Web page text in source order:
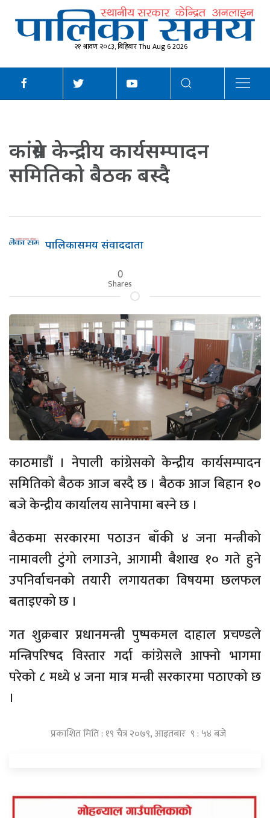
२१ श्रावण २०८३, बिहिबार Thu Aug 6 2026
कांग्रेस केन्द्रीय कार्यसम्पादन
समितिको बैठक बस्दै
पालिकासमय संवाददाता
0
Shares
काठमाडौं । नेपाली कांग्रेसको केन्द्रीय कार्यसम्पादन
समितिको बैठक आज बस्दै छ । बैठक आज बिहान १०
बजे केन्द्रीय कार्यालय सानेपामा बस्ने छ ।
बैठकमा सरकारमा पठाउन बाँकी ४ जना मन्त्रीको
नामावली टुंगो लगाउने, आगामी बैशाख १० गते हुने
उपनिर्वाचनको तयारी लगायतका विषयमा छलफल
बताइएको छ ।
गत शुक्रबार प्रधानमन्त्री पुष्पकमल दाहाल प्रचण्डले
मन्त्रिपरिषद विस्तार गर्दा कांग्रेसले आफ्नो भागमा
परेको ८ मध्ये ४ जना मात्र मन्त्री सरकारमा पठाएको छ
।
प्रकाशित मिति : १९ चैत्र २०७९, आइतबार ९ : ५४ बजे